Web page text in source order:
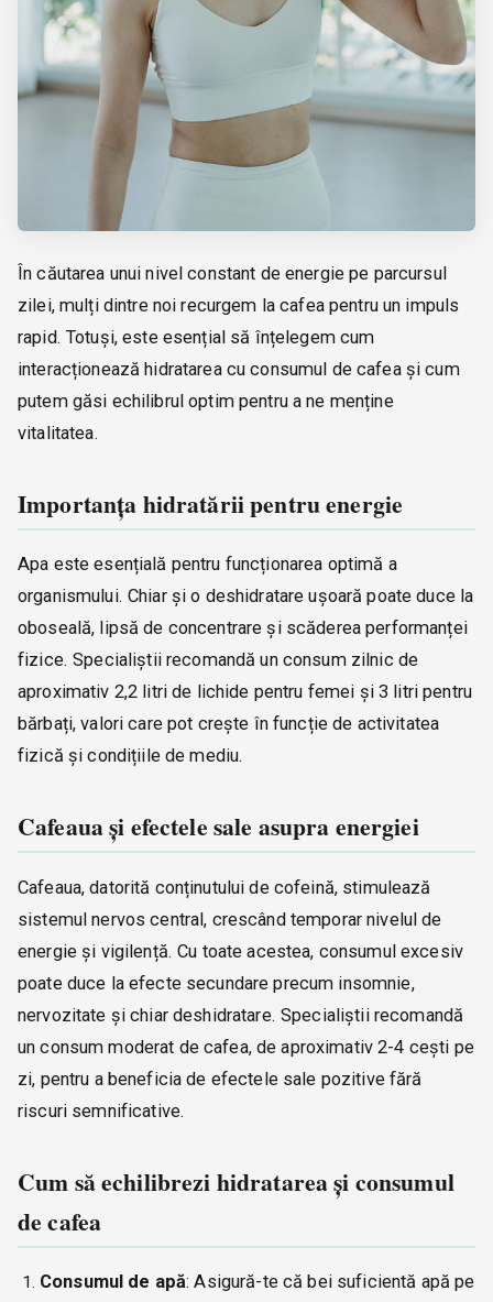
În căutarea unui nivel constant de energie pe parcursul
zilei, mulți dintre noi recurgem la cafea pentru un impuls
rapid. Totuși, este esențial să înțelegem cum
interacționează hidratarea cu consumul de cafea și cum
putem găsi echilibrul optim pentru a ne menține
vitalitatea.
Importanța hidratării pentru energie
Apa este esențială pentru funcționarea optimă a
organismului. Chiar și o deshidratare ușoară poate duce la
oboseală, lipsă de concentrare și scăderea performanței
fizice. Specialiștii recomandă un consum zilnic de
aproximativ 2,2 litri de lichide pentru femei și 3 litri pentru
bărbați, valori care pot crește în funcție de activitatea
fizică și condițiile de mediu.
Cafeaua și efectele sale asupra energiei
Cafeaua, datorită conținutului de cofeină, stimulează
sistemul nervos central, crescând temporar nivelul de
energie și vigilență. Cu toate acestea, consumul excesiv
poate duce la efecte secundare precum insomnie,
nervozitate și chiar deshidratare. Specialiștii recomandă
un consum moderat de cafea, de aproximativ 2-4 cești pe
zi, pentru a beneficia de efectele sale pozitive fără
riscuri semnificative.
Cum să echilibrezi hidratarea și consumul
de cafea
Consumul de apă: Asigură-te că bei suficientă apă pe